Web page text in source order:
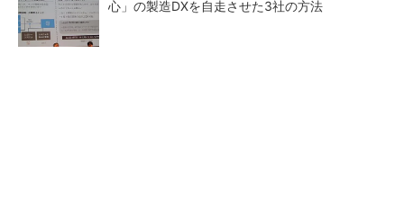
心」の製造DXを自走させた3社の方法